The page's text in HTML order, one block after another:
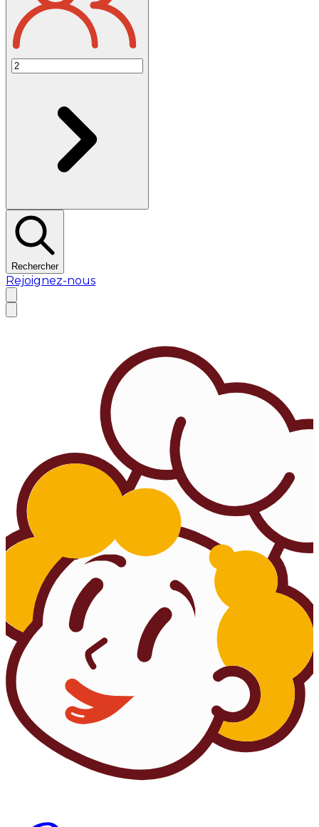
Rechercher
Rejoignez-nous